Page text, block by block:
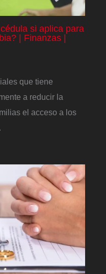
si aplica para
| Finanzas |
que tiene
a reducir la
el acceso a los